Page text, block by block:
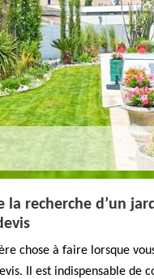
la recherche d’un
chose à faire lorsque
Il est indispensable de